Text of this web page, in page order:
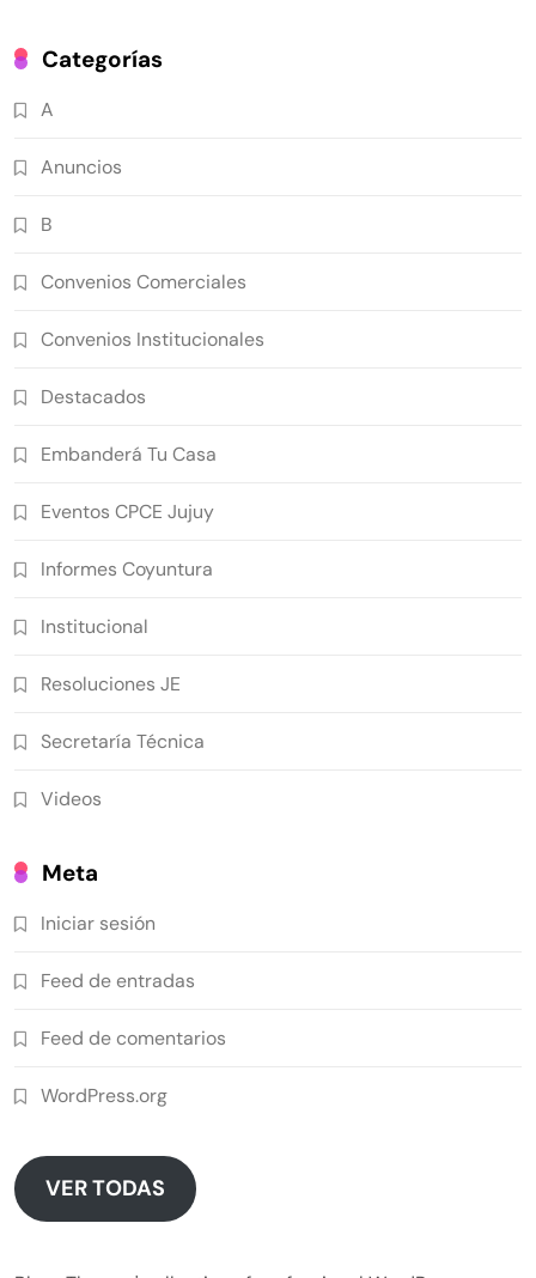
Categorías
A
Anuncios
B
Convenios Comerciales
Convenios Institucionales
Destacados
Embanderá Tu Casa
Eventos CPCE Jujuy
Informes Coyuntura
Institucional
Resoluciones JE
Secretaría Técnica
Videos
Meta
Iniciar sesión
Feed de entradas
Feed de comentarios
WordPress.org
VER TODAS